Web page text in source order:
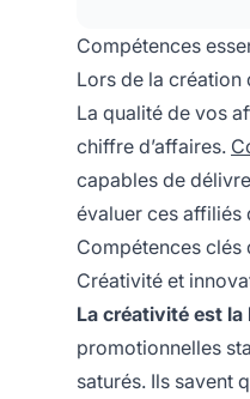
Compétences
Lors de la création
La qualité de vos
chiffre d’affaires.
capables de
évaluer ces affiliés
Compétences
Créativité et
La créativité est la
promotionnelles
saturés. Ils savent